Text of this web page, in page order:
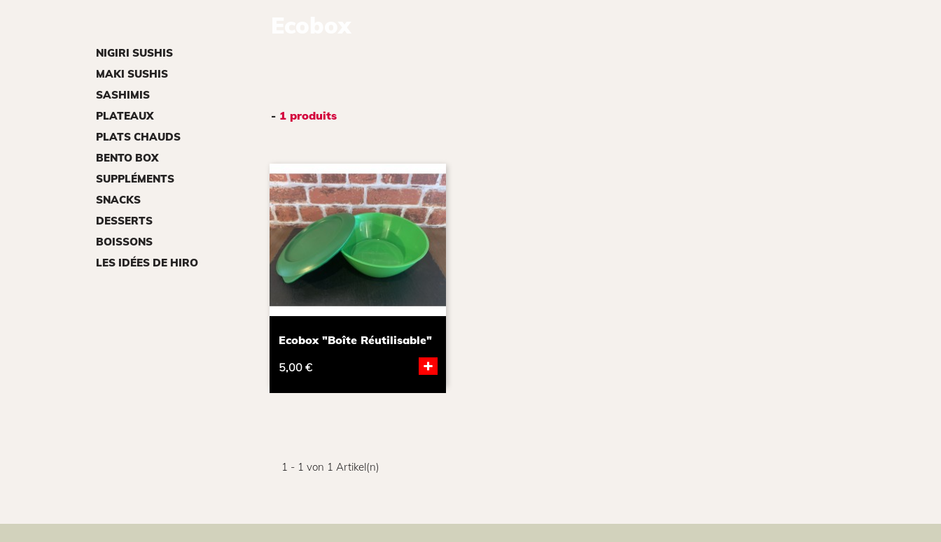
NIGIRI SUSHIS
MAKI SUSHIS
SASHIMIS
PLATEAUX
PLATS CHAUDS
BENTO BOX
SUPPLÉMENTS
SNACKS
DESSERTS
BOISSONS
LES IDÉES DE HIRO
- 1 produits
Ecobox "boîte Réutilisable"
5,00 €
+
1 - 1 von 1 Artikel(n)